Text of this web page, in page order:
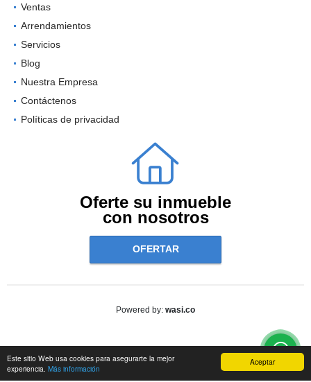
Aceptar
Este sitio Web usa cookies para asegurarte la mejor
experiencia. Más información
Ventas
Arrendamientos
Servicios
Blog
Nuestra Empresa
Contáctenos
Políticas de privacidad
Oferte su inmueble
con nosotros
OFERTAR
Powered by: wasi.co